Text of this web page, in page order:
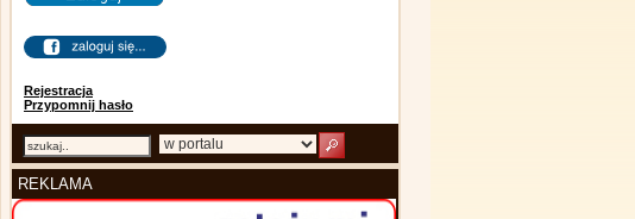
Rejestracja
Przypomnij hasło
REKLAMA